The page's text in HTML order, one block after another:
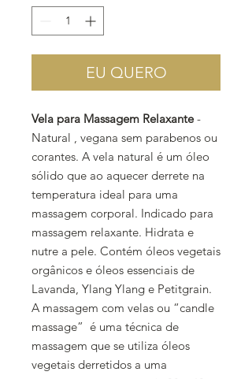
EU QUERO
Vela para Massagem Relaxante-
Natural , vegana sem parabenos ou
corantes. A vela natural é um óleo
sólido que ao aquecer derrete na
temperatura ideal para uma
massagem corporal. Indicado para
massagem relaxante. Hidrata e
nutre a pele. Contém óleos vegetais
orgânicos e óleos essenciais de
Lavanda, Ylang Ylang e Petitgrain.
A massagem com velas ou “candle
massage” é uma técnica de
massagem que se utiliza óleos
vegetais derretidos a uma